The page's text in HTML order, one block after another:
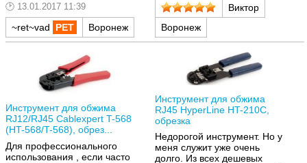
13.01.2017 11:39
~ret~vad Воронеж
Виктор
Воронеж
Инструмент для обжима
RJ12/RJ45 Cablexpert T-568
(HT-568/T-568), обрез...
Для профессионального
использования , если часто
Инструмент для обжима
RJ45 HyperLine HT-210C,
обрезка
Недорогой инструмент. Но у
меня служит уже очень
долго. Из всех дешевых